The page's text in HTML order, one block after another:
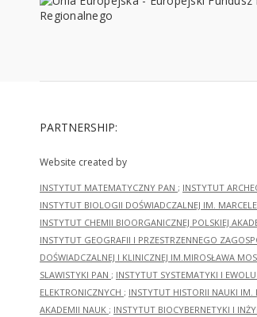
PARTNERSHIP:
Website created by
INSTYTUT MATEMATYCZNY PAN ; INSTYTUT
INSTYTUT BIOLOGII DOŚWIADCZALNEJ IM.
INSTYTUT CHEMII BIOORGANICZNEJ POLSKIEJ
INSTYTUT GEOGRAFII I PRZESTRZENNEGO
DOŚWIADCZALNEJ I KLINICZNEJ IM.MIROSŁAWA
SLAWISTYKI PAN ; INSTYTUT SYSTEMATYKI I
ELEKTRONICZNYCH ; INSTYTUT HISTORII NAUKI IM.
AKADEMII NAUK ; INSTYTUT BIOCYBERNETYKI I